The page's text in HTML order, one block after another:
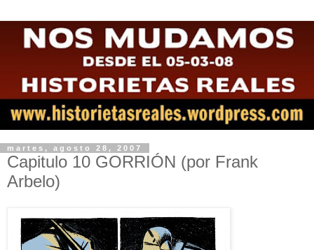
martes, agosto 28, 2007
Capitulo 10 GORRIÓN (por Frank
Arbelo)